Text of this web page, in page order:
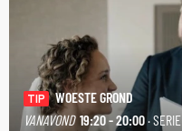
TIP
WOESTE GROND
VANAVOND 19:20 - 20:00· SERIE